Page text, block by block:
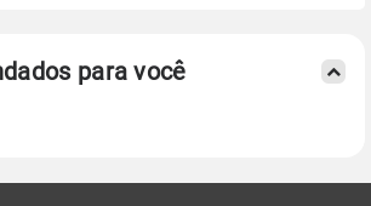
para você